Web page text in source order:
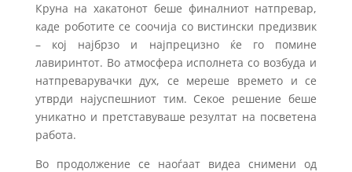
Круна на хакатонот беше финалниот натпревар,
каде роботите се соочија со вистински предизвик
– кој најбрзо и најпрецизно ќе го помине
лавиринтот. Во атмосфера исполнета со возбуда и
натпреварувачки дух, се мереше времето и се
утврди најуспешниот тим. Секое решение беше
уникатно и претставуваше резултат на посветена
работа.
Во продолжение се наоѓаат видеа снимени од